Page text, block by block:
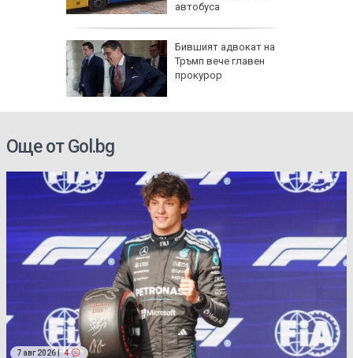
автобуса
Бившият адвокат на
Тръмп вече главен
прокурор
Още от Gol.bg
7 авг 2026 | 4